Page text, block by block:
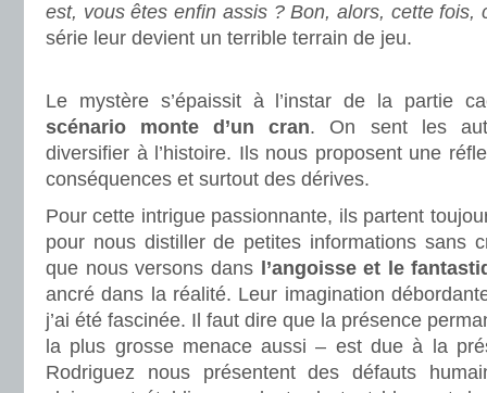
est, vous êtes enfin assis ? Bon, alors, cette fois,
série leur devient un terrible terrain de jeu.
Le mystère s’épaissit à l’instar de la partie
scénario monte d’un cran. On sent les
diversifier à l’histoire. Ils nous proposent une
conséquences et surtout des dérives.
Pour cette intrigue passionnante, ils partent
pour nous distiller de petites informations sans
que nous versons dans
l’angoisse et le
ancré dans la réalité. Leur imagination
j’ai été fascinée. Il faut dire que la présence
la plus grosse menace aussi – est due à la
Rodriguez nous présentent des défauts